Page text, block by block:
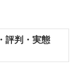
評判・実態